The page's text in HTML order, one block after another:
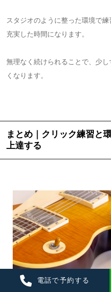
電話で予約する
スタジオのように整った環境で
充実した時間になります。
無理なく続けられることで、少
くなります。
まとめ｜クリック練習と
上達する